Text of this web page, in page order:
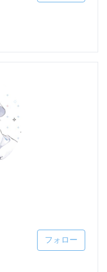
フォロー